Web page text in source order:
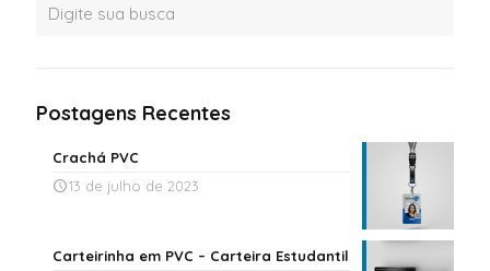
Postagens Recentes
Crachá PVC
13 de julho de 2023
Carteirinha em PVC – Carteira Estudantil